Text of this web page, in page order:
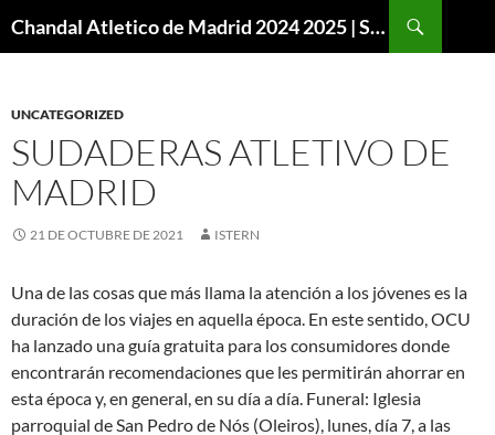
Chandal Atletico de Madrid 2024 2025 | SuperVigo
UNCATEGORIZED
SUDADERAS ATLETIVO DE
MADRID
21 DE OCTUBRE DE 2021 ISTERN
Una de las cosas que más llama la atención a los jóvenes es la
duración de los viajes en aquella época. En este sentido, OCU
ha lanzado una guía gratuita para los consumidores donde
encontrarán recomendaciones que les permitirán ahorrar en
esta época y, en general, en su día a día. Funeral: Iglesia
parroquial de San Pedro de Nós (Oleiros), lunes, día 7, a las